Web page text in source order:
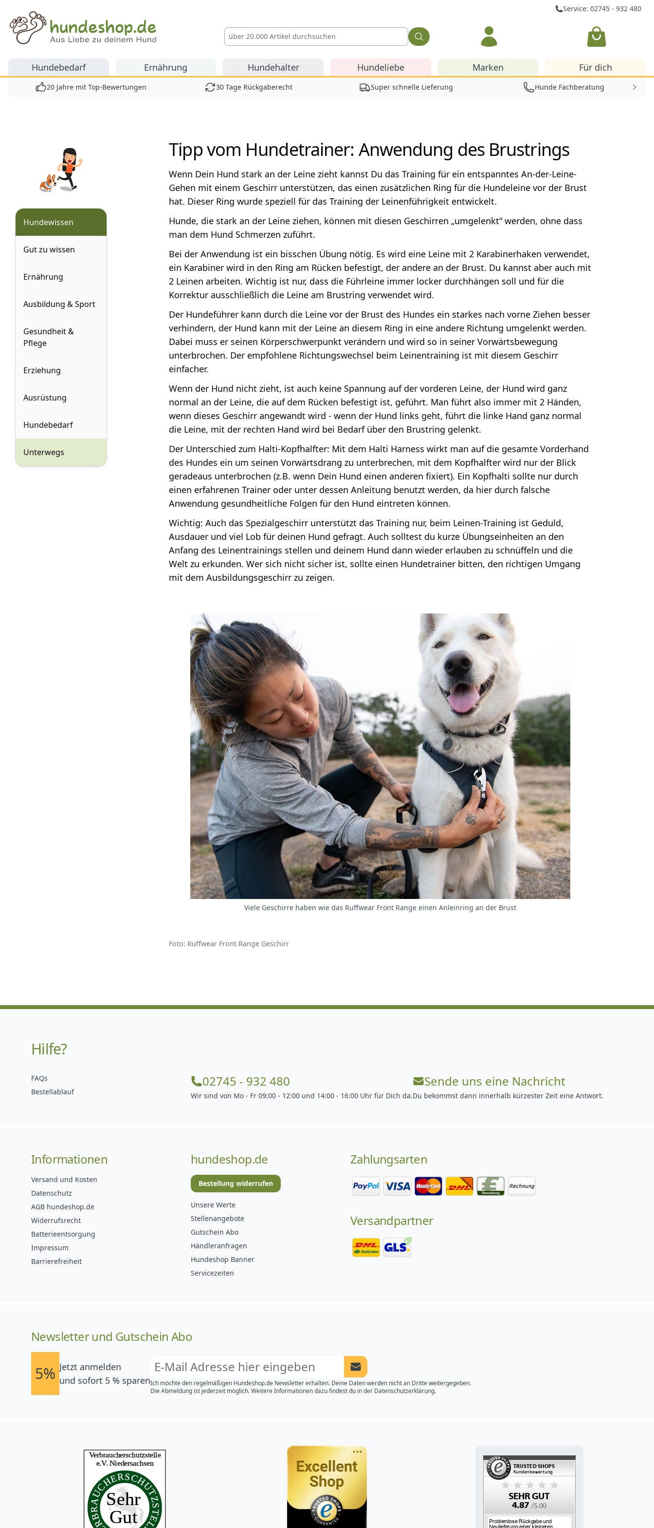
Service: 02745 - 932 480
Hundeshop.de
Warenkorb
Hundebedarf Ernährung Hundehalter Hundeliebe Marken Für dich
20 Jahre mit Top-Bewertungen 30 Tage Rückgaberecht Super schnelle Lieferung Hunde Fachberatung
Hundewissen
Gut zu wissen
Ernährung
Ausbildung & Sport
Gesundheit &
Pflege
Erziehung
Ausrüstung
Hundebedarf
Unterwegs
Tipp vom Hundetrainer: Anwendung des Brustrings
Wenn Dein Hund stark an der Leine zieht kannst Du das Training für ein entspanntes An-der-Leine-
Gehen mit einem Geschirr unterstützen, das einen zusätzlichen Ring für die Hundeleine vor der Brust
hat. Dieser Ring wurde speziell für das Training der Leinenführigkeit entwickelt.
Hunde, die stark an der Leine ziehen, können mit diesen Geschirren „umgelenkt“ werden, ohne dass
man dem Hund Schmerzen zuführt.
Bei der Anwendung ist ein bisschen Übung nötig. Es wird eine Leine mit 2 Karabinerhaken verwendet,
ein Karabiner wird in den Ring am Rücken befestigt, der andere an der Brust. Du kannst aber auch mit
2 Leinen arbeiten. Wichtig ist nur, dass die Führleine immer locker durchhängen soll und für die
Korrektur ausschließlich die Leine am Brustring verwendet wird.
Der Hundeführer kann durch die Leine vor der Brust des Hundes ein starkes nach vorne Ziehen besser
verhindern, der Hund kann mit der Leine an diesem Ring in eine andere Richtung umgelenkt werden.
Dabei muss er seinen Körperschwerpunkt verändern und wird so in seiner Vorwärtsbewegung
unterbrochen. Der empfohlene Richtungswechsel beim Leinentraining ist mit diesem Geschirr
einfacher.
Wenn der Hund nicht zieht, ist auch keine Spannung auf der vorderen Leine, der Hund wird ganz
normal an der Leine, die auf dem Rücken befestigt ist, geführt. Man führt also immer mit 2 Händen,
wenn dieses Geschirr angewandt wird - wenn der Hund links geht, führt die linke Hand ganz normal
die Leine, mit der rechten Hand wird bei Bedarf über den Brustring gelenkt.
Der Unterschied zum Halti-Kopfhalfter: Mit dem Halti Harness wirkt man auf die gesamte Vorderhand
des Hundes ein um seinen Vorwärtsdrang zu unterbrechen, mit dem Kopfhalfter wird nur der Blick
geradeaus unterbrochen (z.B. wenn Dein Hund einen anderen fixiert). Ein Kopfhalti sollte nur durch
einen erfahrenen Trainer oder unter dessen Anleitung benutzt werden, da hier durch falsche
Anwendung gesundheitliche Folgen für den Hund eintreten können.
Wichtig: Auch das Spezialgeschirr unterstützt das Training nur, beim Leinen-Training ist Geduld,
Ausdauer und viel Lob für deinen Hund gefragt. Auch solltest du kurze Übungseinheiten an den
Anfang des Leinentrainings stellen und deinem Hund dann wieder erlauben zu schnüffeln und die
Welt zu erkunden. Wer sich nicht sicher ist, sollte einen Hundetrainer bitten, den richtigen Umgang
mit dem Ausbildungsgeschirr zu zeigen.
Viele Geschirre haben wie das Ruffwear Front Range einen Anleinring an der Brust
Foto: Ruffwear Front Range Geschirr
Hilfe?
FAQs
Bestellablauf
02745 - 932 480
Wir sind von Mo - Fr 09:00 - 12:00 und 14:00 - 16:00 Uhr für Dich da.
Sende uns eine Nachricht
Du bekommst dann innerhalb kürzester Zeit eine Antwort.
Informationen
Versand und Kosten
Datenschutz
AGB hundeshop.de
Widerrufsrecht
Batterieentsorgung
Impressum
Barrierefreiheit
hundeshop.de
Bestellung widerrufen
Unsere Werte
Stellenangebote
Gutschein Abo
Händleranfragen
Hundeshop Banner
Servicezeiten
Zahlungsarten
Versandpartner
Newsletter und Gutschein Abo
5% Jetzt anmelden
und sofort 5 % sparen
Newsletter Anmeldung absenden
Ich möchte den regelmäßigen Hundeshop.de Newsletter erhalten. Deine Daten werden nicht an Dritte weitergegeben.
Die Abmeldung ist jederzeit möglich. Weitere Informationen dazu findest du in der Datenschutzerklärung.